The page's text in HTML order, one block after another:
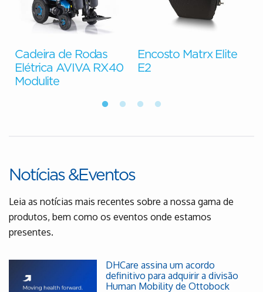
Cadeira de Rodas
Elétrica AVIVA RX40
Modulite
Encosto Matrx Elite
E2
Notícias &Eventos
Leia as notícias mais recentes sobre a nossa gama de
produtos, bem como os eventos onde estamos
presentes.
DHCare assina um acordo
definitivo para adquirir a divisão
Human Mobility de Ottobock